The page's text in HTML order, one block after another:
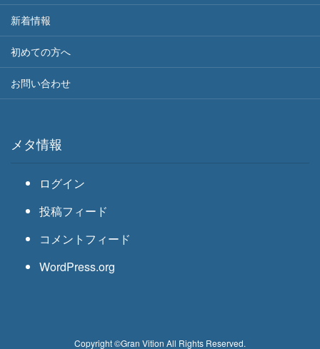
新着情報
初めての方へ
お問い合わせ
メタ情報
ログイン
投稿フィード
コメントフィード
WordPress.org
Copyright ©Gran Vition All Rights Reserved.